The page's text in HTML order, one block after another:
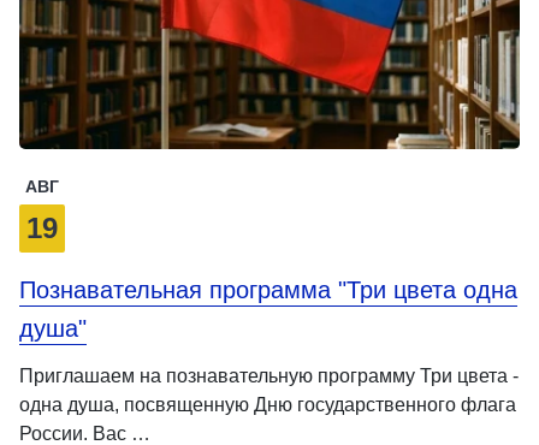
АВГ
19
Познавательная программа "Три цвета одна
душа"
Приглашаем на познавательную программу Три цвета -
одна душа, посвященную Дню государственного флага
России. Вас …